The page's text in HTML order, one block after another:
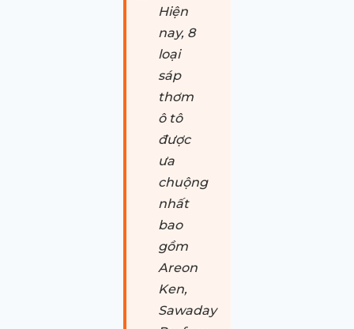
Hiện
nay, 8
loại
sáp
thơm
ô tô
được
ưa
chuộng
nhất
bao
gồm
Areon
Ken,
Sawaday